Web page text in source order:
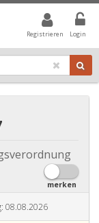
Registrieren Login
IST ALLE
merken
08.08.2026